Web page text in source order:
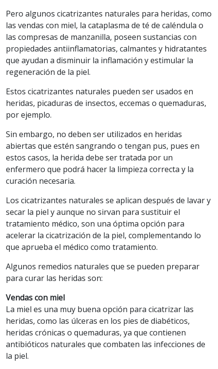
Pero algunos cicatrizantes naturales para heridas, como
las vendas con miel, la cataplasma de té de caléndula o
las compresas de manzanilla, poseen sustancias con
propiedades antiinflamatorias, calmantes y hidratantes
que ayudan a disminuir la inflamación y estimular la
regeneración de la piel.
Estos cicatrizantes naturales pueden ser usados en
heridas, picaduras de insectos, eccemas o quemaduras,
por ejemplo.
Sin embargo, no deben ser utilizados en heridas
abiertas que estén sangrando o tengan pus, pues en
estos casos, la herida debe ser tratada por un
enfermero que podrá hacer la limpieza correcta y la
curación necesaria.
Los cicatrizantes naturales se aplican después de lavar y
secar la piel y aunque no sirvan para sustituir el
tratamiento médico, son una óptima opción para
acelerar la cicatrización de la piel, complementando lo
que aprueba el médico como tratamiento.
Algunos remedios naturales que se pueden preparar
para curar las heridas son:
Vendas con miel
La miel es una muy buena opción para cicatrizar las
heridas, como las úlceras en los pies de diabéticos,
heridas crónicas o quemaduras, ya que contienen
antibióticos naturales que combaten las infecciones de
la piel.